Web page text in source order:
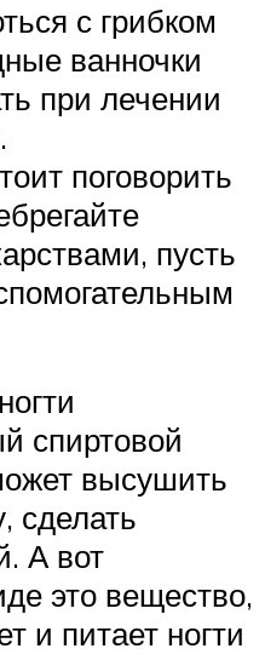
с грибком
ванночки
при лечении
поговорить
пусть
спиртовой
высушить
сделать
А вот
это вещество,
и питает ногти